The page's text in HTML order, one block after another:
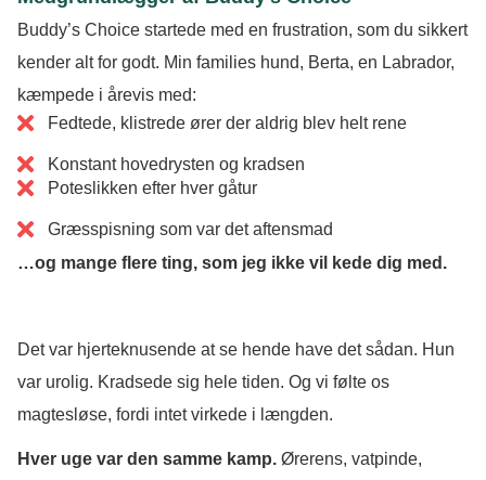
Buddy’s Choice startede med en frustration, som du sikkert
kender alt for godt. Min families hund, Berta, en Labrador,
kæmpede i årevis med:
Fedtede, klistrede ører der aldrig blev helt rene
Konstant hovedrysten og kradsen
Poteslikken efter hver gåtur
Græsspisning som var det aftensmad
…og mange flere ting, som jeg ikke vil kede dig med.
Det var hjerteknusende at se hende have det sådan. Hun
var urolig. Kradsede sig hele tiden. Og vi følte os
magtesløse, fordi intet virkede i længden.
Hver uge var den samme kamp. Ørerens, vatpinde,